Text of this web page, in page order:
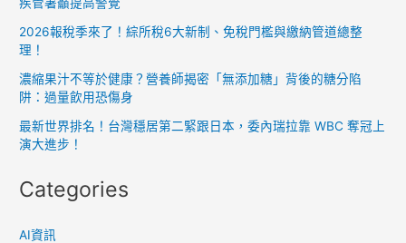
疾管署籲提高警覺
2026報稅季來了！綜所稅6大新制、免稅門檻與繳納管道總整
理！
濃縮果汁不等於健康？營養師揭密「無添加糖」背後的糖分陷
阱：過量飲用恐傷身
最新世界排名！台灣穩居第二緊跟日本，委內瑞拉靠 WBC 奪冠上
演大進步！
Categories
AI資訊